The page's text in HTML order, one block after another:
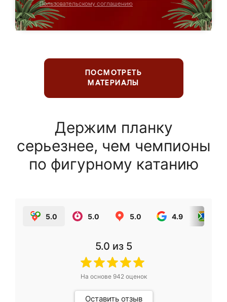
Пользовательскому соглашению
ПОСМОТРЕТЬ
МАТЕРИАЛЫ
Держим планку
серьезнее, чем чемпионы
по фигурному катанию
5.0 5.0 5.0 4.9
5.0 из 5
На основе 942оценок
Оставить отзыв